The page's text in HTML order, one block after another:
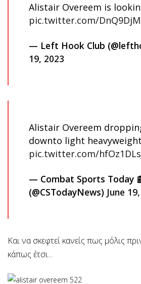
Alistair Overeem is
pic.twitter.com/
— Left Hook Club
19, 2023
Alistair Overeem
downto light
pic.twitter.com/
— Combat Sports Today
(@CSTodayNews) June
Και να σκεφτεί κανείς πως μόλις
κάπως έτσι...